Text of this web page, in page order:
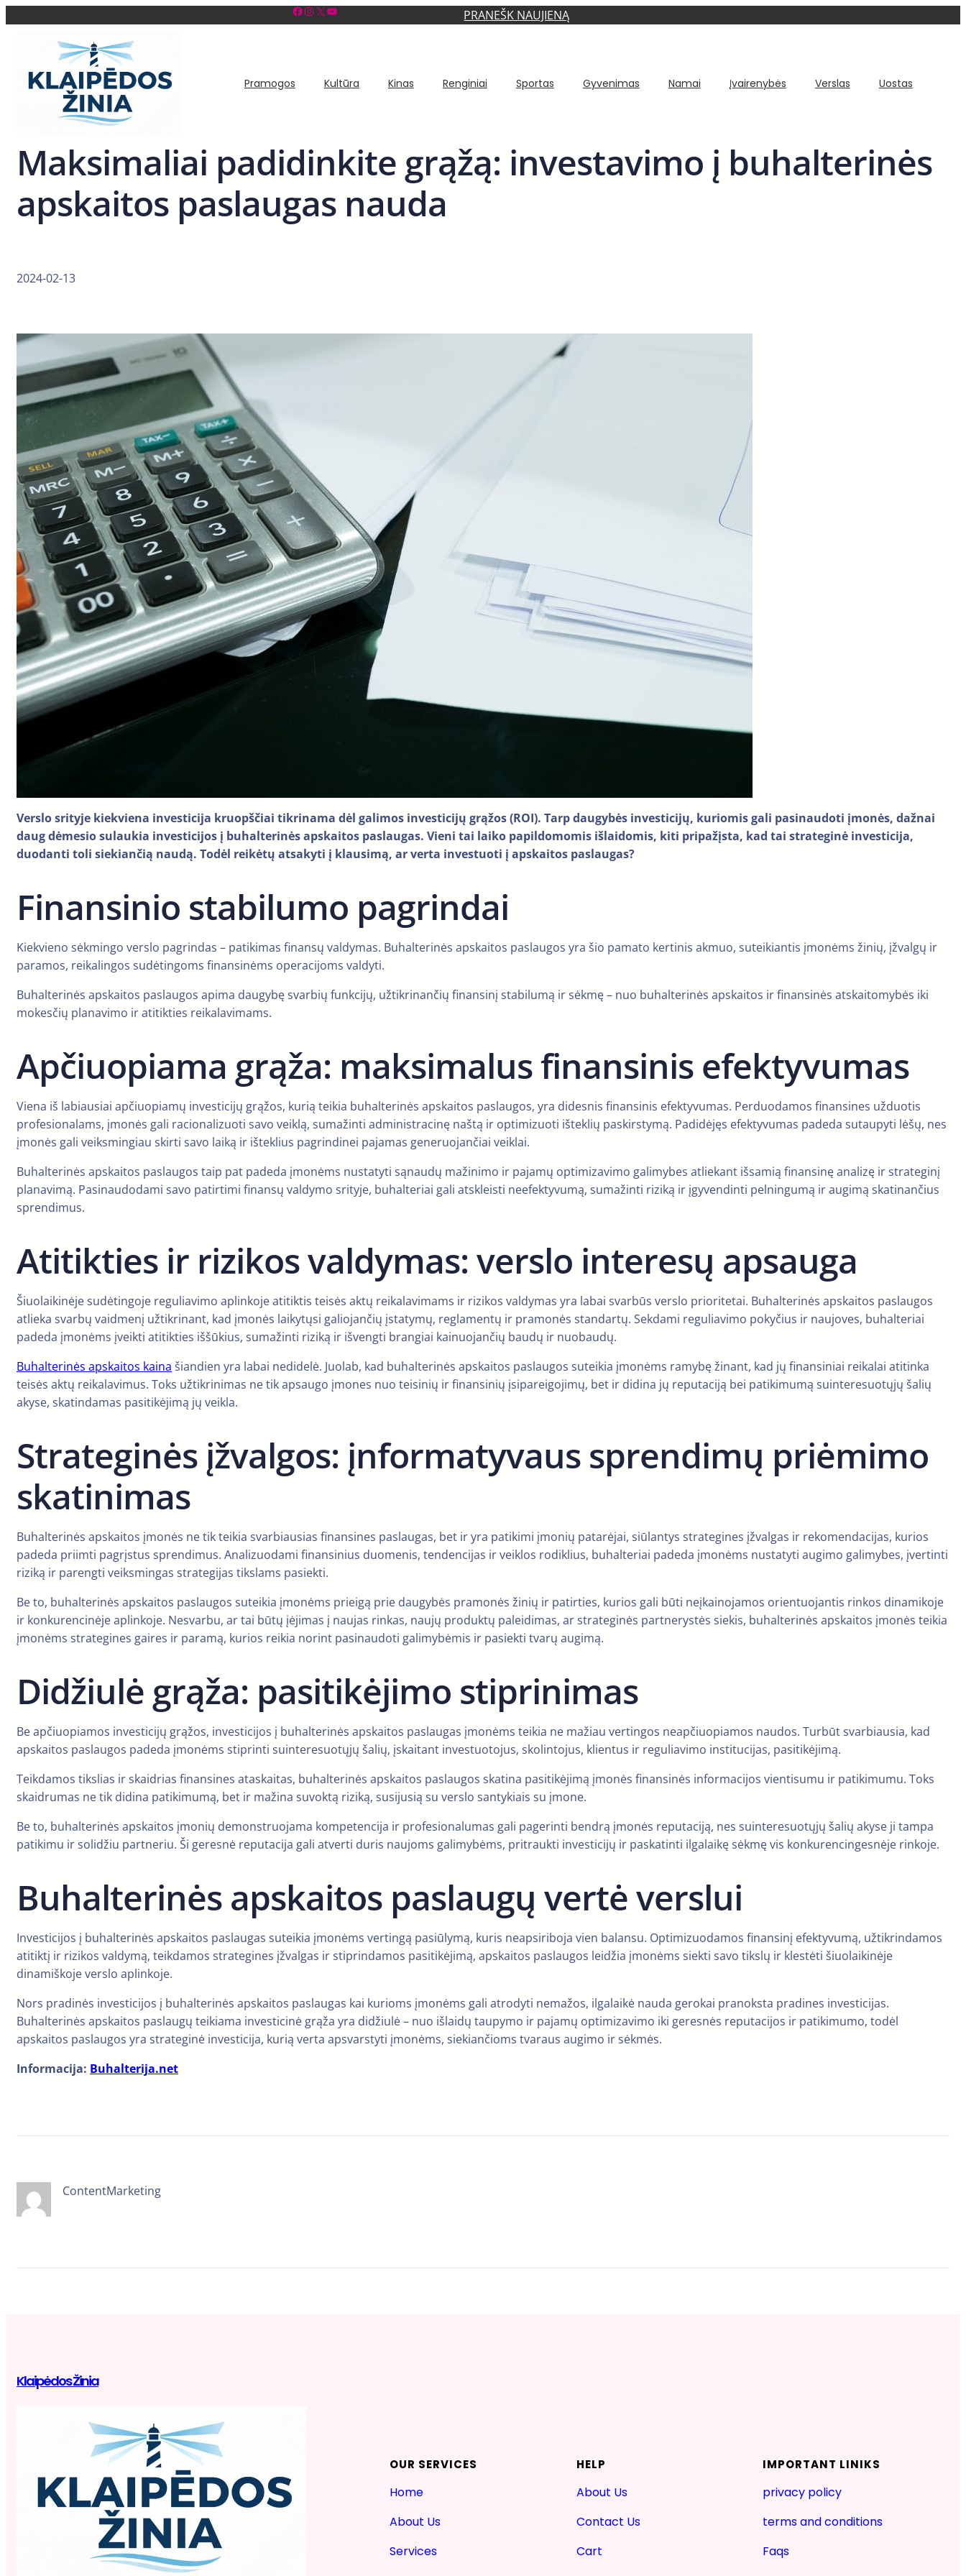
Facebook InstagramX YouTube PRANEŠK NAUJIENĄ
Pramogos Kultūra Kinas Renginiai Sportas Gyvenimas Namai Įvairenybės Verslas Uostas
Maksimaliai padidinkite grąžą: investavimo į buhalterinės
apskaitos paslaugas nauda
2024-02-13
Verslo srityje kiekviena investicija kruopščiai tikrinama dėl galimos investicijų grąžos (ROI). Tarp daugybės investicijų, kuriomis gali pasinaudoti įmonės, dažnai
daug dėmesio sulaukia investicijos į buhalterinės apskaitos paslaugas. Vieni tai laiko papildomomis išlaidomis, kiti pripažįsta, kad tai strateginė investicija,
duodanti toli siekiančią naudą. Todėl reikėtų atsakyti į klausimą, ar verta investuoti į apskaitos paslaugas?
Finansinio stabilumo pagrindai
Kiekvieno sėkmingo verslo pagrindas – patikimas finansų valdymas. Buhalterinės apskaitos paslaugos yra šio pamato kertinis akmuo, suteikiantis įmonėms žinių, įžvalgų ir
paramos, reikalingos sudėtingoms finansinėms operacijoms valdyti.
Buhalterinės apskaitos paslaugos apima daugybę svarbių funkcijų, užtikrinančių finansinį stabilumą ir sėkmę – nuo buhalterinės apskaitos ir finansinės atskaitomybės iki
mokesčių planavimo ir atitikties reikalavimams.
Apčiuopiama grąža: maksimalus finansinis efektyvumas
Viena iš labiausiai apčiuopiamų investicijų grąžos, kurią teikia buhalterinės apskaitos paslaugos, yra didesnis finansinis efektyvumas. Perduodamos finansines užduotis
profesionalams, įmonės gali racionalizuoti savo veiklą, sumažinti administracinę naštą ir optimizuoti išteklių paskirstymą. Padidėjęs efektyvumas padeda sutaupyti lėšų, nes
įmonės gali veiksmingiau skirti savo laiką ir išteklius pagrindinei pajamas generuojančiai veiklai.
Buhalterinės apskaitos paslaugos taip pat padeda įmonėms nustatyti sąnaudų mažinimo ir pajamų optimizavimo galimybes atliekant išsamią finansinę analizę ir strateginį
planavimą. Pasinaudodami savo patirtimi finansų valdymo srityje, buhalteriai gali atskleisti neefektyvumą, sumažinti riziką ir įgyvendinti pelningumą ir augimą skatinančius
sprendimus.
Atitikties ir rizikos valdymas: verslo interesų apsauga
Šiuolaikinėje sudėtingoje reguliavimo aplinkoje atitiktis teisės aktų reikalavimams ir rizikos valdymas yra labai svarbūs verslo prioritetai. Buhalterinės apskaitos paslaugos
atlieka svarbų vaidmenį užtikrinant, kad įmonės laikytųsi galiojančių įstatymų, reglamentų ir pramonės standartų. Sekdami reguliavimo pokyčius ir naujoves, buhalteriai
padeda įmonėms įveikti atitikties iššūkius, sumažinti riziką ir išvengti brangiai kainuojančių baudų ir nuobaudų.
Buhalterinės apskaitos kaina šiandien yra labai nedidelė. Juolab, kad buhalterinės apskaitos paslaugos suteikia įmonėms ramybę žinant, kad jų finansiniai reikalai atitinka
teisės aktų reikalavimus. Toks užtikrinimas ne tik apsaugo įmones nuo teisinių ir finansinių įsipareigojimų, bet ir didina jų reputaciją bei patikimumą suinteresuotųjų šalių
akyse, skatindamas pasitikėjimą jų veikla.
Strateginės įžvalgos: įnformatyvaus sprendimų priėmimo
skatinimas
Buhalterinės apskaitos įmonės ne tik teikia svarbiausias finansines paslaugas, bet ir yra patikimi įmonių patarėjai, siūlantys strategines įžvalgas ir rekomendacijas, kurios
padeda priimti pagrįstus sprendimus. Analizuodami finansinius duomenis, tendencijas ir veiklos rodiklius, buhalteriai padeda įmonėms nustatyti augimo galimybes, įvertinti
riziką ir parengti veiksmingas strategijas tikslams pasiekti.
Be to, buhalterinės apskaitos paslaugos suteikia įmonėms prieigą prie daugybės pramonės žinių ir patirties, kurios gali būti neįkainojamos orientuojantis rinkos dinamikoje
ir konkurencinėje aplinkoje. Nesvarbu, ar tai būtų įėjimas į naujas rinkas, naujų produktų paleidimas, ar strateginės partnerystės siekis, buhalterinės apskaitos įmonės teikia
įmonėms strategines gaires ir paramą, kurios reikia norint pasinaudoti galimybėmis ir pasiekti tvarų augimą.
Didžiulė grąža: pasitikėjimo stiprinimas
Be apčiuopiamos investicijų grąžos, investicijos į buhalterinės apskaitos paslaugas įmonėms teikia ne mažiau vertingos neapčiuopiamos naudos. Turbūt svarbiausia, kad
apskaitos paslaugos padeda įmonėms stiprinti suinteresuotųjų šalių, įskaitant investuotojus, skolintojus, klientus ir reguliavimo institucijas, pasitikėjimą.
Teikdamos tikslias ir skaidrias finansines ataskaitas, buhalterinės apskaitos paslaugos skatina pasitikėjimą įmonės finansinės informacijos vientisumu ir patikimumu. Toks
skaidrumas ne tik didina patikimumą, bet ir mažina suvoktą riziką, susijusią su verslo santykiais su įmone.
Be to, buhalterinės apskaitos įmonių demonstruojama kompetencija ir profesionalumas gali pagerinti bendrą įmonės reputaciją, nes suinteresuotųjų šalių akyse ji tampa
patikimu ir solidžiu partneriu. Ši geresnė reputacija gali atverti duris naujoms galimybėms, pritraukti investicijų ir paskatinti ilgalaikę sėkmę vis konkurencingesnėje rinkoje.
Buhalterinės apskaitos paslaugų vertė verslui
Investicijos į buhalterinės apskaitos paslaugas suteikia įmonėms vertingą pasiūlymą, kuris neapsiriboja vien balansu. Optimizuodamos finansinį efektyvumą, užtikrindamos
atitiktį ir rizikos valdymą, teikdamos strategines įžvalgas ir stiprindamos pasitikėjimą, apskaitos paslaugos leidžia įmonėms siekti savo tikslų ir klestėti šiuolaikinėje
dinamiškoje verslo aplinkoje.
Nors pradinės investicijos į buhalterinės apskaitos paslaugas kai kurioms įmonėms gali atrodyti nemažos, ilgalaikė nauda gerokai pranoksta pradines investicijas.
Buhalterinės apskaitos paslaugų teikiama investicinė grąža yra didžiulė – nuo išlaidų taupymo ir pajamų optimizavimo iki geresnės reputacijos ir patikimumo, todėl
apskaitos paslaugos yra strateginė investicija, kurią verta apsvarstyti įmonėms, siekiančioms tvaraus augimo ir sėkmės.
Informacija: Buhalterija.net
ContentMarketing
Klaipėdos Žinia
OUR SERVICES
Home
About Us
Services
HELP
About Us
Contact Us
Cart
IMPORTANT LINIKS
privacy policy
terms and conditions
Faqs